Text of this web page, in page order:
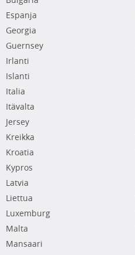
Espanja
Georgia
Guernsey
Irlanti
Islanti
Italia
Itävalta
Jersey
Kreikka
Kroatia
Kypros
Latvia
Liettua
Luxemburg
Malta
Mansaari